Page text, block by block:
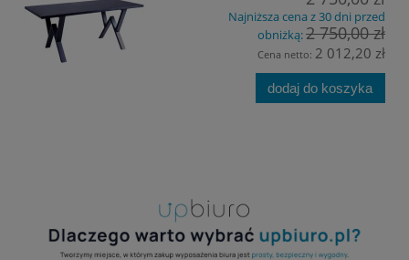
Najniższa cena z 30 dni przed
obniżką:2 750,00 zł
Cena netto: 2 012,20 zł
dodaj do koszyka